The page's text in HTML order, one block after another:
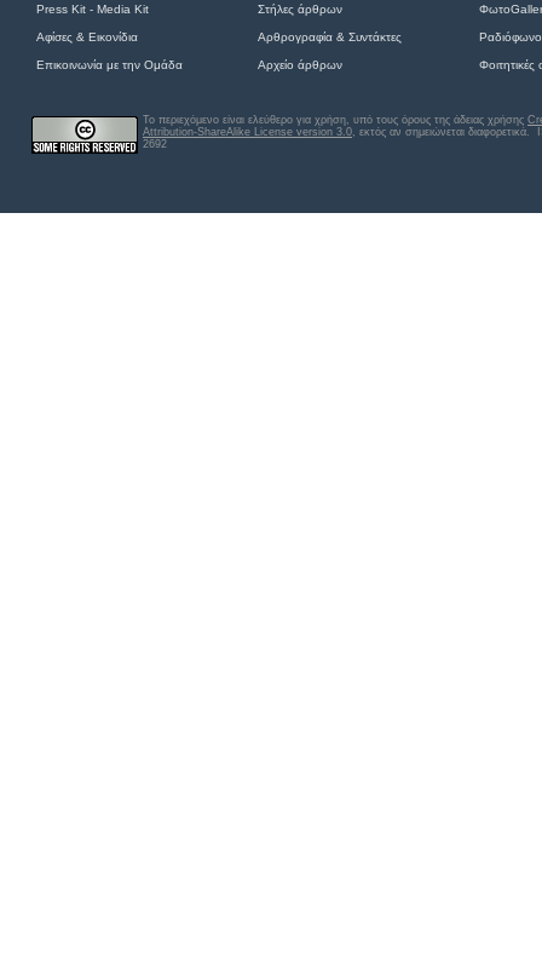
Press Kit - Media Kit Στήλες άρθρων
Αφίσες & Εικονίδια Αρθρογραφία & Συντάκτες Ραδιόφωνο
Επικοινωνία με την Ομάδα Αρχείο άρθρων
Το περιεχόμενο είναι ελεύθερο για χρήση, υπό τους όρους της άδειας χρήσης
Attribution-ShareAlike License version 3.0, εκτός αν σημειώνεται διαφορετικά.
2692